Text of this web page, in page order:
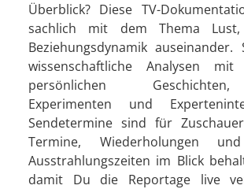
Überblick? Diese TV-
sachlich mit dem Thema
Beziehungsdynamik auseinander.
wissenschaftliche Analysen mit
persönlichen
Experimenten und
Sendetermine sind für
Termine, Wiederholungen
Ausstrahlungszeiten im Blick
damit Du die Reportage live